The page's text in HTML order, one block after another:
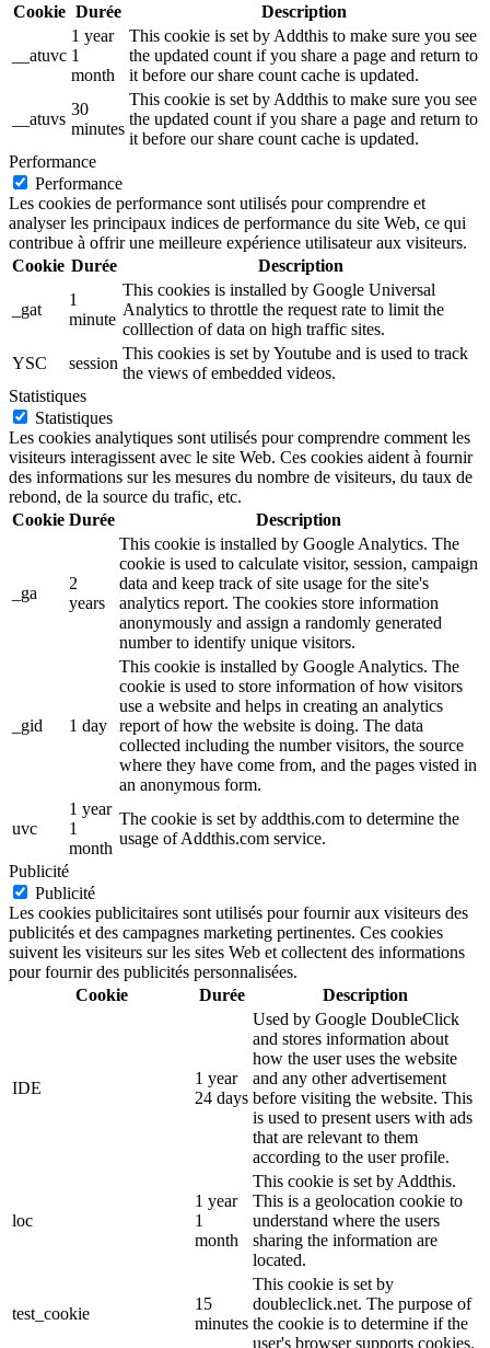
Cookie Durée Description
__atuvc
1 year
1
month
This cookie is set by Addthis to make sure you see
the updated count if you share a page and return to
it before our share count cache is updated.
__atuvs
30
minutes
This cookie is set by Addthis to make sure you see
the updated count if you share a page and return to
it before our share count cache is updated.
Performance
Performance
Les cookies de performance sont utilisés pour comprendre et
analyser les principaux indices de performance du site Web, ce qui
contribue à offrir une meilleure expérience utilisateur aux visiteurs.
Cookie Durée Description
_gat
1
minute
This cookies is installed by Google Universal
Analytics to throttle the request rate to limit the
colllection of data on high traffic sites.
YSC
session
This cookies is set by Youtube and is used to track
the views of embedded videos.
Statistiques
Statistiques
Les cookies analytiques sont utilisés pour comprendre comment les
visiteurs interagissent avec le site Web. Ces cookies aident à fournir
des informations sur les mesures du nombre de visiteurs, du taux de
rebond, de la source du trafic, etc.
Cookie Durée Description
_ga
2
years
This cookie is installed by Google Analytics. The
cookie is used to calculate visitor, session, campaign
data and keep track of site usage for the site's
analytics report. The cookies store information
anonymously and assign a randomly generated
number to identify unique visitors.
_gid 1 day
This cookie is installed by Google Analytics. The
cookie is used to store information of how visitors
use a website and helps in creating an analytics
report of how the website is doing. The data
collected including the number visitors, the source
where they have come from, and the pages visted in
an anonymous form.
uvc
1 year
1
month
The cookie is set by addthis.com to determine the
usage of Addthis.com service.
Publicité
Publicité
Les cookies publicitaires sont utilisés pour fournir aux visiteurs des
publicités et des campagnes marketing pertinentes. Ces cookies
suivent les visiteurs sur les sites Web et collectent des informations
pour fournir des publicités personnalisées.
Cookie
Durée Description
IDE
1 year
24 days
Used by Google DoubleClick
and stores information about
how the user uses the website
and any other advertisement
before visiting the website. This
is used to present users with ads
that are relevant to them
according to the user profile.
loc
1 year
1
month
This cookie is set by Addthis.
This is a geolocation cookie to
understand where the users
sharing the information are
located.
test_cookie
15
minutes
This cookie is set by
doubleclick.net. The purpose of
the cookie is to determine if the
user's browser supports cookies.